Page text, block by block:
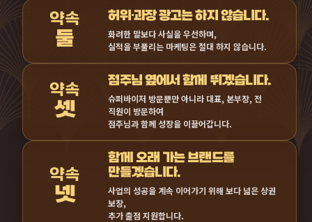
허위·과장 광고는 하지 않습니다.
화려한 말보다 사실을 우선하며,
실적을 부풀리는 마케팅은 절대 하지 않습니다.
점주님 옆에서 함께 뛰겠습니다.
슈퍼바이저 방문뿐만 아니라 대표, 본부장, 전
직원이 방문하여
점주님과 함께 성장을 이끌어갑니다.
함께 오래 가는 브랜드를
만들겠습니다.
사업의 성공을 계속 이어가기 위해 보다 넓은 상권
보장,
추가 출점 지원합니다.